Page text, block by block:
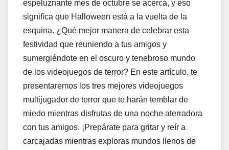
espeluznante mes de octubre se acerca, y eso
significa que Halloween está a la vuelta de la
esquina. ¿Qué mejor manera de celebrar esta
festividad que reuniendo a tus amigos y
sumergiéndote en el oscuro y tenebroso mundo
de los videojuegos de terror? En este artículo, te
presentaremos los tres mejores videojuegos
multijugador de terror que te harán temblar de
miedo mientras disfrutas de una noche aterradora
con tus amigos. ¡Prepárate para gritar y reír a
carcajadas mientras exploras mundos llenos de